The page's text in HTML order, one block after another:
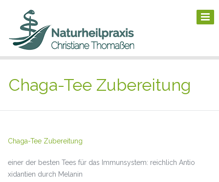
Chaga-Tee Zubereitung
Chaga-Tee Zubereitung
einer der besten Tees für das Immunsystem: reichlich Antio
xidantien durch Melanin